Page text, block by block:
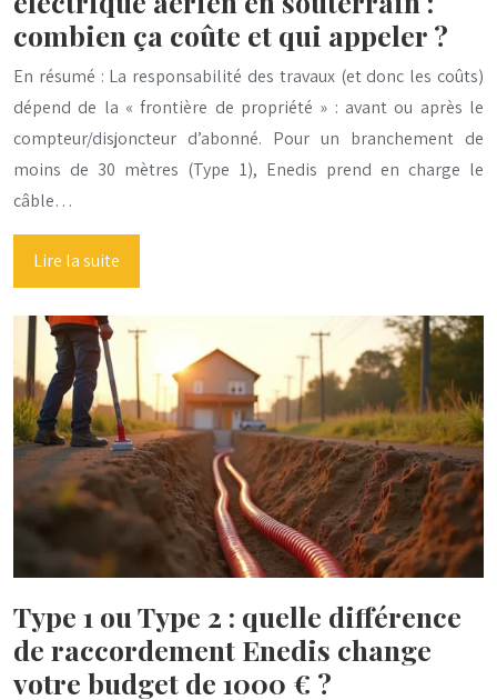
combien ça coûte et qui appeler ?
En résumé : La responsabilité des travaux (et donc les coûts)
dépend de la « frontière de propriété » : avant ou après le
compteur/disjoncteur d’abonné. Pour un branchement de
moins de 30 mètres (Type 1), Enedis prend en charge le
câble…
Lire la suite
Type 1 ou Type 2 : quelle différence
de raccordement Enedis change
votre budget de 1000 € ?